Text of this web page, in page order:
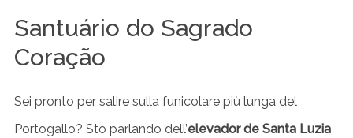
Santuário do Sagrado
Coração
Sei pronto per salire sulla funicolare più lunga del
Portogallo? Sto parlando dell’elevador de Santa Luzia